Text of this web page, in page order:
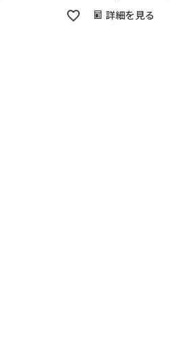
詳細を見る